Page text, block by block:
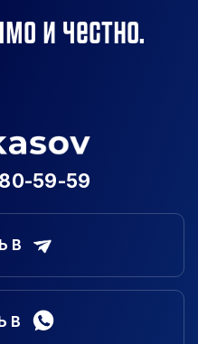
и честно.
59-59
В
В